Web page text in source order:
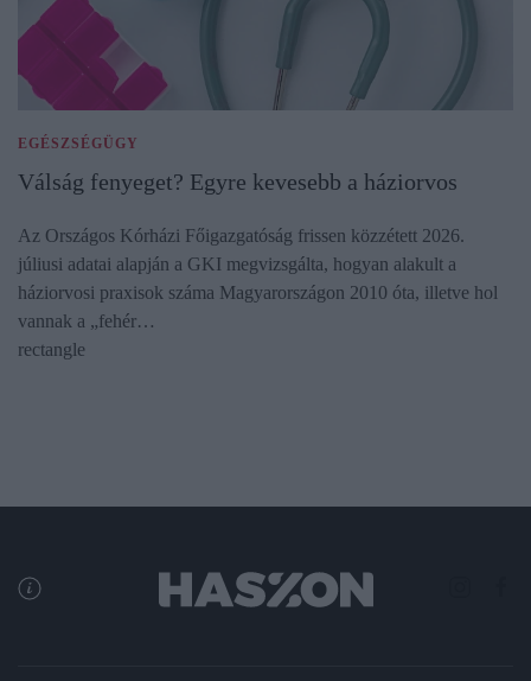
EGÉSZSÉGÜGY
Válság fenyeget? Egyre kevesebb a háziorvos
Az Országos Kórházi Főigazgatóság frissen közzétett 2026.
júliusi adatai alapján a GKI megvizsgálta, hogyan alakult a
háziorvosi praxisok száma Magyarországon 2010 óta, illetve hol
vannak a „fehér…
rectangle